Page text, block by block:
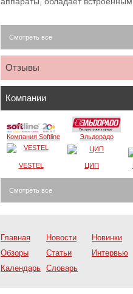
Смотреть все
Отзывы
Компании
Компания Softline Эльдорадо
VESTEL ЦИП
Смотреть все
Главная Новости
Новинки
Обзоры
Статьи
Интервью
Календарь Словарь